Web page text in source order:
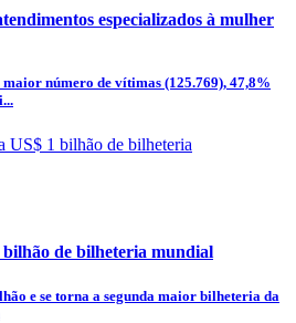
especializados à mulher
maior número de vítimas (125.769), 47,8%
bilhão de bilheteria mundial
e se torna a segunda maior bilheteria da